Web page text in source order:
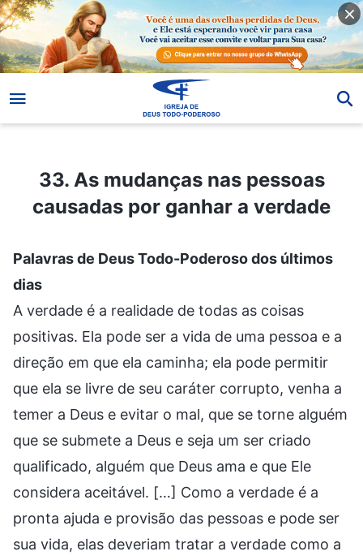
33. As mudanças nas pessoas
causadas por ganhar a verdade
Palavras de Deus Todo-Poderoso dos últimos
dias
A verdade é a realidade de todas as coisas
positivas. Ela pode ser a vida de uma pessoa e a
direção em que ela caminha; ela pode permitir
que ela se livre de seu caráter corrupto, venha a
temer a Deus e evitar o mal, que se torne alguém
que se submete a Deus e seja um ser criado
qualificado, alguém que Deus ama e que Ele
considera aceitável. […] Como a verdade é a
pronta ajuda e provisão das pessoas e pode ser
sua vida, elas deveriam tratar a verdade como a